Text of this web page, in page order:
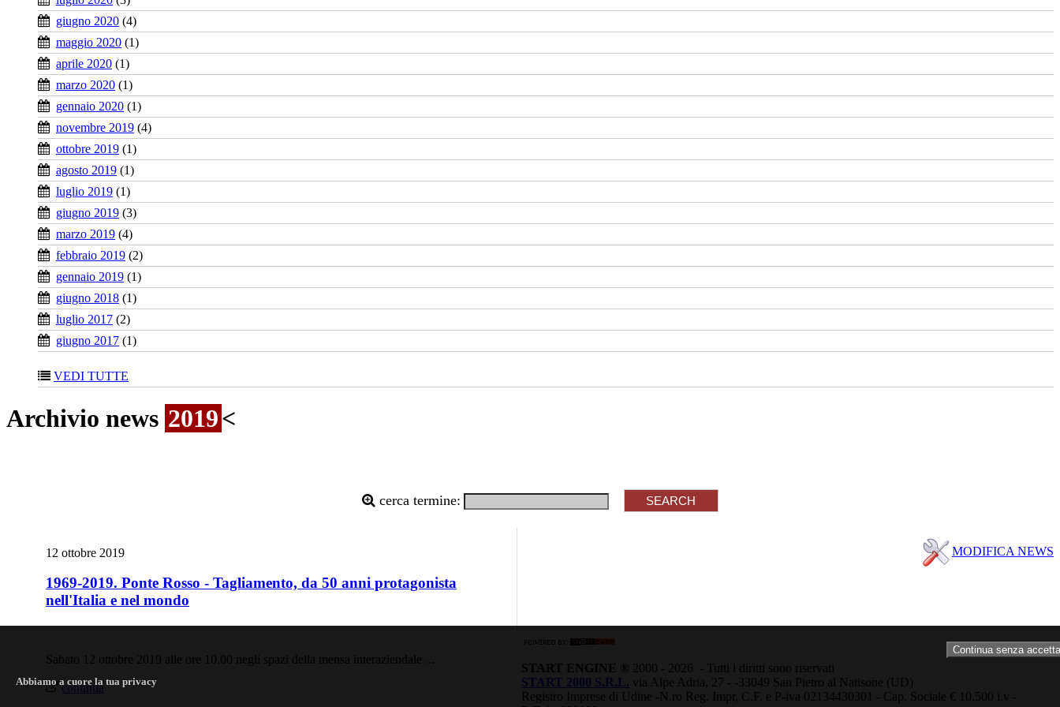
giugno 2020 (4)
maggio 2020 (1)
aprile 2020 (1)
marzo 2020 (1)
gennaio 2020 (1)
novembre 2019 (4)
ottobre 2019 (1)
agosto 2019 (1)
luglio 2019 (1)
giugno 2019 (3)
marzo 2019 (4)
febbraio 2019 (2)
gennaio 2019 (1)
giugno 2018 (1)
luglio 2017 (2)
giugno 2017 (1)
VEDI TUTTE
Archivio news 2019<
cerca termine:
12 ottobre 2019
1969-2019. Ponte Rosso - Tagliamento, da 50 anni protagonista
nell'Italia e nel mondo
Sabato 12 ottobre 2019 alle ore 10.00 negli spazi della mensa interaziendale ...
continua
MODIFICA NEWS
Continua senza
Abbiamo a cuore la tua privacy
START ENGINE ®
2000 - 2026 - Tutti i diritti sono riservati
START 2000 S.R.L. via Alpe Adria, 27 - -33049 San Pietro al Natisone (UD)
Registro Imprese di Udine -N.ro Reg. Impr, C.F. e P-iva 02134430301 - Cap. Sociale € 10.500 i.v -